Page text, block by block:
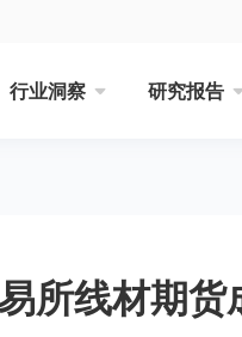
行业洞察 研究报告
所线材期货